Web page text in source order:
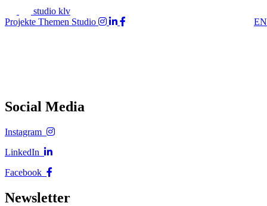
studio klv
Projekte Themen Studio EN
Social Media
Instagram
LinkedIn
Facebook
Newsletter